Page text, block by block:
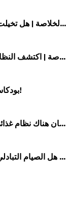
بودكاست الخلاصة | هل تخيلت يوماً أن تتخلص من وزنك الزائد بدون دايت؟
بودكاست الخلاصة | اكتشف النظام الغذائي للتخلص من دهون البطن والأرداف!
بودكاست الخلاصة | هل نظام الباليو الغذائي فعال؟!
بودكاست الخلاصة | ماذا لو كان هناك نظام غذائي يمكنه خفض الكوليسترول وتحسين النوم؟
بودكاست الخلاصة | هل الصيام التبادلي هو المفتاح لخسارة الوزن وتحسين الصحة؟